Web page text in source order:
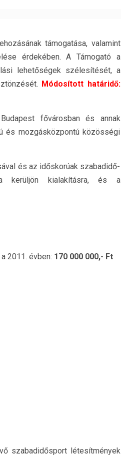
támogatása, valamint
érdekében. A Támogató a
lehetőségek szélesítését, a
Módosított határidő:
fővárosban és annak
és mozgásközpontú közösségi
és az időskorúak szabadidő-
kerüljön kialakításra, és a
2011. évben: 170 000 000,- Ft
szabadidősport létesítmények